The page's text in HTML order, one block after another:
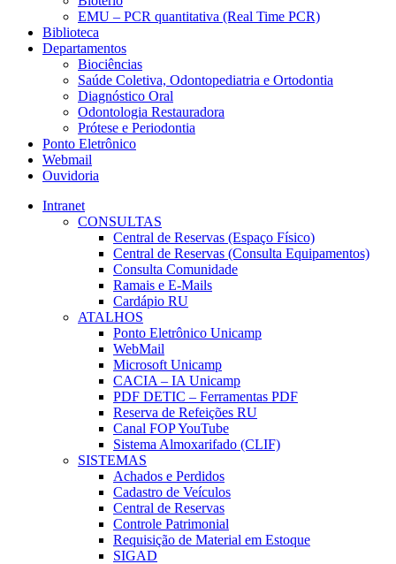
EMU – PCR quantitativa (Real Time PCR)
Biblioteca
Departamentos
Biociências
Saúde Coletiva, Odontopediatria e Ortodontia
Diagnóstico Oral
Odontologia Restauradora
Prótese e Periodontia
Ponto Eletrônico
Webmail
Ouvidoria
Intranet
CONSULTAS
Central de Reservas (Espaço Físico)
Central de Reservas (Consulta Equipamentos)
Consulta Comunidade
Ramais e E-Mails
Cardápio RU
ATALHOS
Ponto Eletrônico Unicamp
WebMail
Microsoft Unicamp
CACIA – IA Unicamp
PDF DETIC – Ferramentas PDF
Reserva de Refeições RU
Canal FOP YouTube
Sistema Almoxarifado (CLIF)
SISTEMAS
Achados e Perdidos
Cadastro de Veículos
Central de Reservas
Controle Patrimonial
Requisição de Material em Estoque
SIGAD